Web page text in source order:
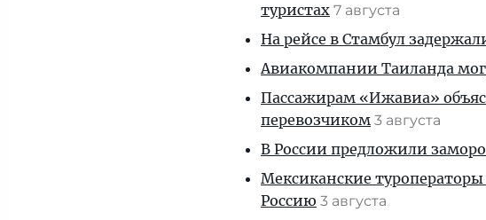
туристах 7 августа
На рейсе в Стамбул
Авиакомпании Таиланда
Пассажирам «Ижавиа»
перевозчиком 3 августа
В России предложили
Мексиканские
Россию 3 августа